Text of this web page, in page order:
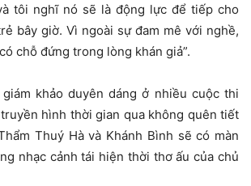
tôi nghĩ nó sẽ là động lực để tiếp cho
bây giờ. Vì ngoài sự đam mê với nghề,
chỗ đứng trong lòng khán giả”.
khảo duyên dáng ở nhiều cuộc thi
hình thời gian qua không quên tiết
Thuý Hà và Khánh Bình sẽ có màn
nhạc cảnh tái hiện thời thơ ấu của chủ